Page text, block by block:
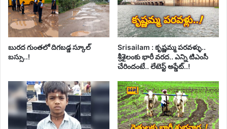
బురద గుంతలో దిగబడ్డ స్కూల్
బస్సు..!
Srisailam : కృష్ణమ్మ పరవళ్ళు..
శ్రీశైలంకు భారీ వరద.. ఎన్ని టిఎంసీ
చేరిందంటే.. లేటెస్ట్ అప్డేట్..!